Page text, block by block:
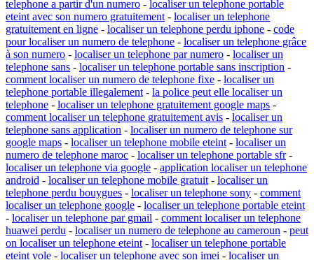
telephone a partir d'un numero - localiser un telephone portable
eteint avec son numero gratuitement - localiser un telephone
gratuitement en ligne - localiser un telephone perdu iphone - code
pour localiser un numero de telephone - localiser un telephone grâce
à son numero - localiser un telephone par numero - localiser un
telephone sans - localiser un telephone portable sans inscription -
comment localiser un numero de telephone fixe - localiser un
telephone portable illegalement - la police peut elle localiser un
telephone - localiser un telephone gratuitement google maps -
comment localiser un telephone gratuitement avis - localiser un
telephone sans application - localiser un numero de telephone sur
google maps - localiser un telephone mobile eteint - localiser un
numero de telephone maroc - localiser un telephone portable sfr-
localiser un telephone via google - application localiser un telephone
android - localiser un telephone mobile gratuit - localiser un
telephone perdu bouygues - localiser un telephone sony - comment
localiser un telephone google - localiser un telephone portable eteint
- localiser un telephone par gmail - comment localiser un telephone
huawei perdu - localiser un numero de telephone au cameroun - peut
on localiser un telephone eteint - localiser un telephone portable
eteint vole - localiser un telephone avec son imei - localiser un